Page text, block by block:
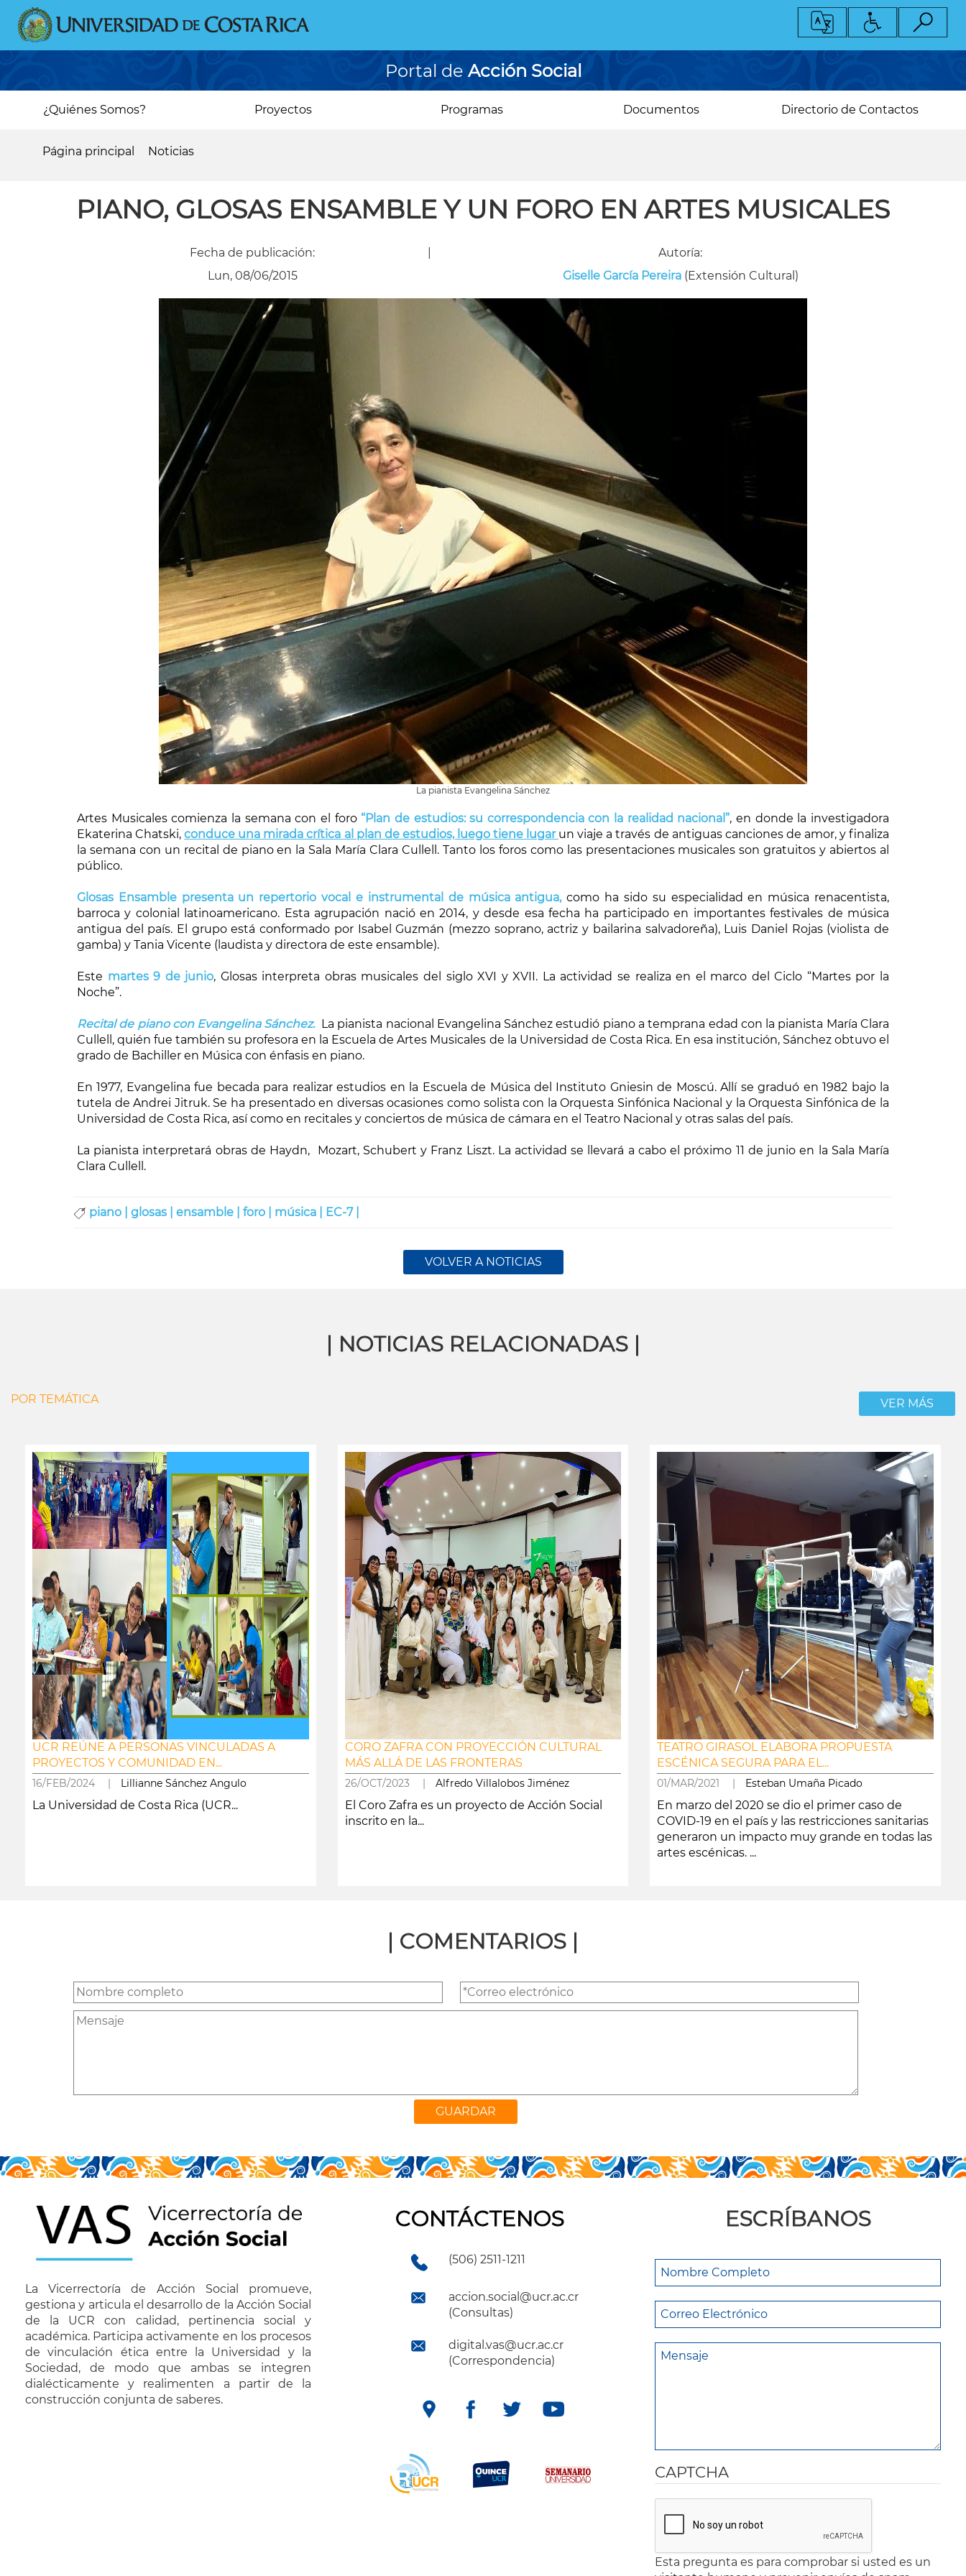
Pasar
contenido
principal
Portal de Acción Social
Main¿Quiénes Somos? Proyectos Programas Documentos Directorio de Contactos
enlaces
Página principal Noticias
PIANO, GLOSAS ENSAMBLE Y UN FORO EN ARTES MUSICALES
Fecha de publicación:
Lun, 08/06/2015
Autoría:
Giselle García Pereira(Extensión Cultural)
La pianista Evangelina Sánchez
Artes Musicales comienza la semana con el foro “Plan de estudios: su correspondencia con la realidad nacional”, en donde la investigadora
Ekaterina Chatski,conduce una mirada crítica al plan de estudios, luego tiene lugar unviaje a través de antiguas canciones de amor, y finaliza
la semana con un recital de piano en la Sala María Clara Cullell. Tanto los foros como las presentaciones musicales son gratuitos y abiertos al
público.
Glosas Ensamble presenta un repertorio vocal e instrumental de música antigua,como ha sido su especialidad en música renacentista,
barroca y colonial latinoamericano. Esta agrupación nació en 2014, y desde esa fecha ha participado en importantes festivales de música
antigua del país. El grupo está conformado por Isabel Guzmán (mezzo soprano, actriz y bailarina salvadoreña), Luis Daniel Rojas (violista de
gamba) y Tania Vicente (laudista y directora de este ensamble).
Este martes 9 de junio, Glosas interpreta obras musicales del siglo XVI y XVII. La actividad se realiza en el marco del Ciclo “Martes por la
Noche”.
Recital de piano con Evangelina Sánchez. La pianista nacional Evangelina Sánchez estudió piano a temprana edad con la pianista María Clara
Cullell, quién fue también su profesora en la Escuela de Artes Musicales de la Universidad de Costa Rica. En esa institución, Sánchez obtuvo el
grado de Bachiller en Música con énfasis en piano.
En 1977, Evangelina fue becada para realizar estudios en la Escuela de Música del Instituto Gniesin de Moscú. Allí se graduó en 1982 bajo la
tutela de Andrei Jitruk. Se ha presentado en diversas ocasiones como solista con la Orquesta Sinfónica Nacional y la Orquesta Sinfónica de la
Universidad de Costa Rica, así como en recitales y conciertos de música de cámara en el Teatro Nacional y otras salas del país.
La pianista interpretará obras de Haydn, Mozart, Schubert y Franz Liszt. La actividad se llevará a cabo el próximo 11 de junio en la Sala María
Clara Cullell.
piano | glosas | ensamble | foro | música | EC-7 |
VOLVER A NOTICIAS
| NOTICIAS RELACIONADAS |
POR TEMÁTICA VER MÁS
UCR REÚNE A PERSONAS VINCULADAS A
PROYECTOS Y COMUNIDAD EN...
16/FEB/2024 | Lillianne Sánchez Angulo
La Universidad de Costa Rica (UCR...
CORO ZAFRA CON PROYECCIÓN CULTURAL
MÁS ALLÁ DE LAS FRONTERAS
26/OCT/2023 | Alfredo Villalobos Jiménez
El Coro Zafra es un proyecto de Acción Social
inscrito en la...
TEATRO GIRASOL ELABORA PROPUESTA
ESCÉNICA SEGURA PARA EL...
01/MAR/2021 | Esteban Umaña Picado
En marzo del 2020 se dio el primer caso de
COVID-19 en el país y las restricciones sanitarias
generaron un impacto muy grande en todas las
artes escénicas. ...
| COMENTARIOS |
La Vicerrectoría de Acción Social promueve,
gestiona y articula el desarrollo de la Acción Social
de la UCR con calidad, pertinencia social y
académica. Participa activamente en los procesos
de vinculación ética entre la Universidad y la
Sociedad, de modo que ambas se integren
dialécticamente y realimenten a partir de la
construcción conjunta de saberes.
CONTÁCTENOS
(506) 2511-1211
accion.social@ucr.ac.cr
(Consultas)
digital.vas@ucr.ac.cr
(Correspondencia)
ESCRÍBANOS
CAPTCHA
Esta pregunta es para comprobar si usted es un